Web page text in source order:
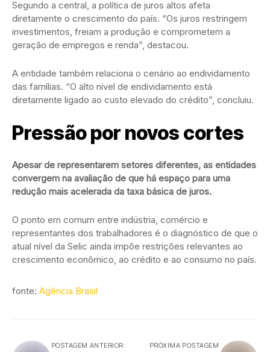
Segundo a central, a política de juros altos afeta
diretamente o crescimento do país. “Os juros restringem
investimentos, freiam a produção e comprometem a
geração de empregos e renda”, destacou.
A entidade também relaciona o cenário ao endividamento
das famílias. “O alto nível de endividamento está
diretamente ligado ao custo elevado do crédito”, concluiu.
Pressão por novos cortes
Apesar de representarem setores diferentes, as entidades
convergem na avaliação de que há espaço para uma
redução mais acelerada da taxa básica de juros.
O ponto em comum entre indústria, comércio e
representantes dos trabalhadores é o diagnóstico de que o
atual nível da Selic ainda impõe restrições relevantes ao
crescimento econômico, ao crédito e ao consumo no país.
fonte: Agência Brasil
POSTAGEM ANTERIOR PRÓXIMA POSTAGEM